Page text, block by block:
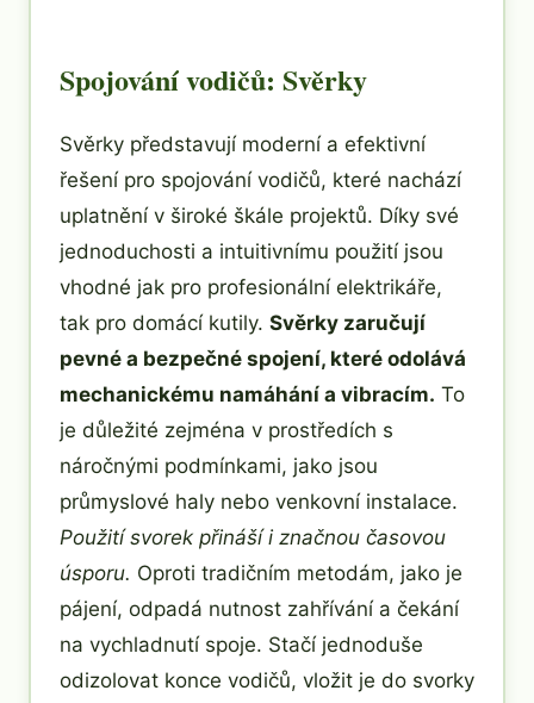
Spojování vodičů: Svěrky
Svěrky představují moderní a efektivní
řešení pro spojování vodičů, které nachází
uplatnění v široké škále projektů. Díky své
jednoduchosti a intuitivnímu použití jsou
vhodné jak pro profesionální elektrikáře,
tak pro domácí kutily. Svěrky zaručují
pevné a bezpečné spojení, které odolává
mechanickému namáhání a vibracím. To
je důležité zejména v prostředích s
náročnými podmínkami, jako jsou
průmyslové haly nebo venkovní instalace.
Použití svorek přináší i značnou časovou
úsporu. Oproti tradičním metodám, jako je
pájení, odpadá nutnost zahřívání a čekání
na vychladnutí spoje. Stačí jednoduše
odizolovat konce vodičů, vložit je do svorky